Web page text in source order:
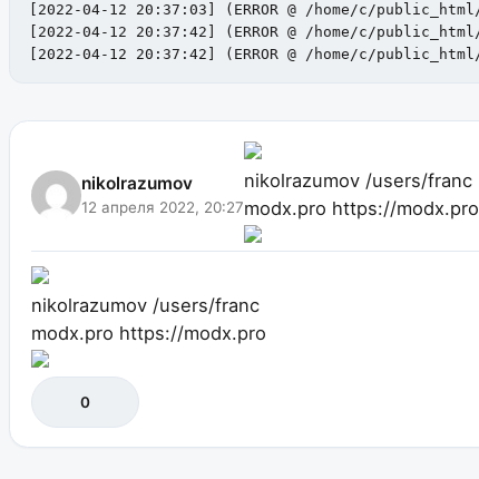
[2022-04-12 20:37:03] (ERROR @ /home/c/
[2022-04-12 20:37:42] (ERROR @ /home/c/
[2022-04-12 20:37:42] (ERROR @ /home/c/
nikolrazumov
12 апреля 2022, 20:27
nikolrazumov /users/franc
modx.pro https://modx.pro
nikolrazumov /users/franc
modx.pro https://modx.pro
0